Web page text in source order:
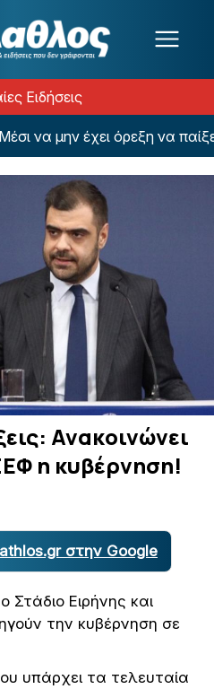
Ειδήσεις
να μην έχει όρεξη να παίξει
Ανακοινώνει
η κυβέρνηση!
στην Google
Στάδιο Ειρήνης και
την κυβέρνηση σε
υπάρχει τα τελευταία